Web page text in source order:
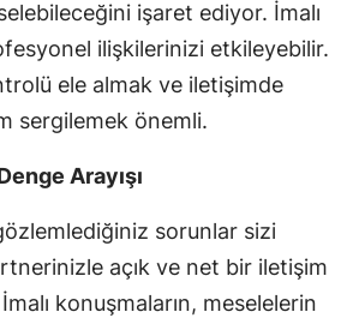
işaret ediyor. İmalı
ilişkilerinizi etkileyebilir.
ele almak ve iletişimde
sergilemek önemli.
Arayışı
sorunlar sizi
açık ve net bir iletişim
konuşmaların, meselelerin